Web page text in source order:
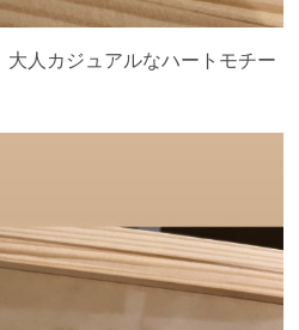
人カジュアルなハートモチー